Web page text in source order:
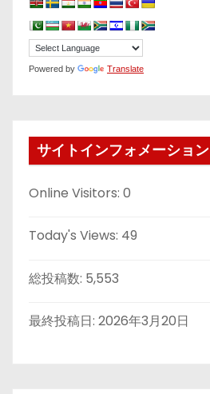
Powered by Translate
サイトインフォメーション
Online Visitors: 0
Today's Views: 49
総投稿数: 5,553
最終投稿日: 2026年3月20日